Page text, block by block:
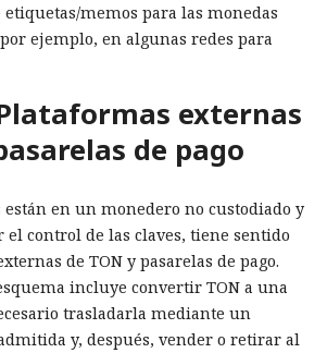
memos para las monedas
ejemplo, en algunas redes para
externas
de pago
están en un monedero no custodiado y
el control de las claves, tiene sentido
de TON y pasarelas de pago.
incluye convertir TON a una
trasladarla mediante un
y, después, vender o retirar al